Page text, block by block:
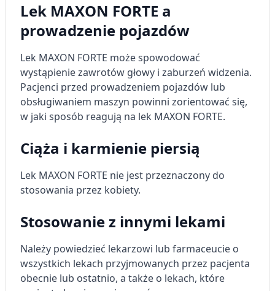
Lek MAXON FORTE a
prowadzenie pojazdów
Lek MAXON FORTE może spowodować
wystąpienie zawrotów głowy i zaburzeń widzenia.
Pacjenci przed prowadzeniem pojazdów lub
obsługiwaniem maszyn powinni zorientować się,
w jaki sposób reagują na lek MAXON FORTE.
Ciąża i karmienie piersią
Lek MAXON FORTE nie jest przeznaczony do
stosowania przez kobiety.
Stosowanie z innymi lekami
Należy powiedzieć lekarzowi lub farmaceucie o
wszystkich lekach przyjmowanych przez pacjenta
obecnie lub ostatnio, a także o lekach, które